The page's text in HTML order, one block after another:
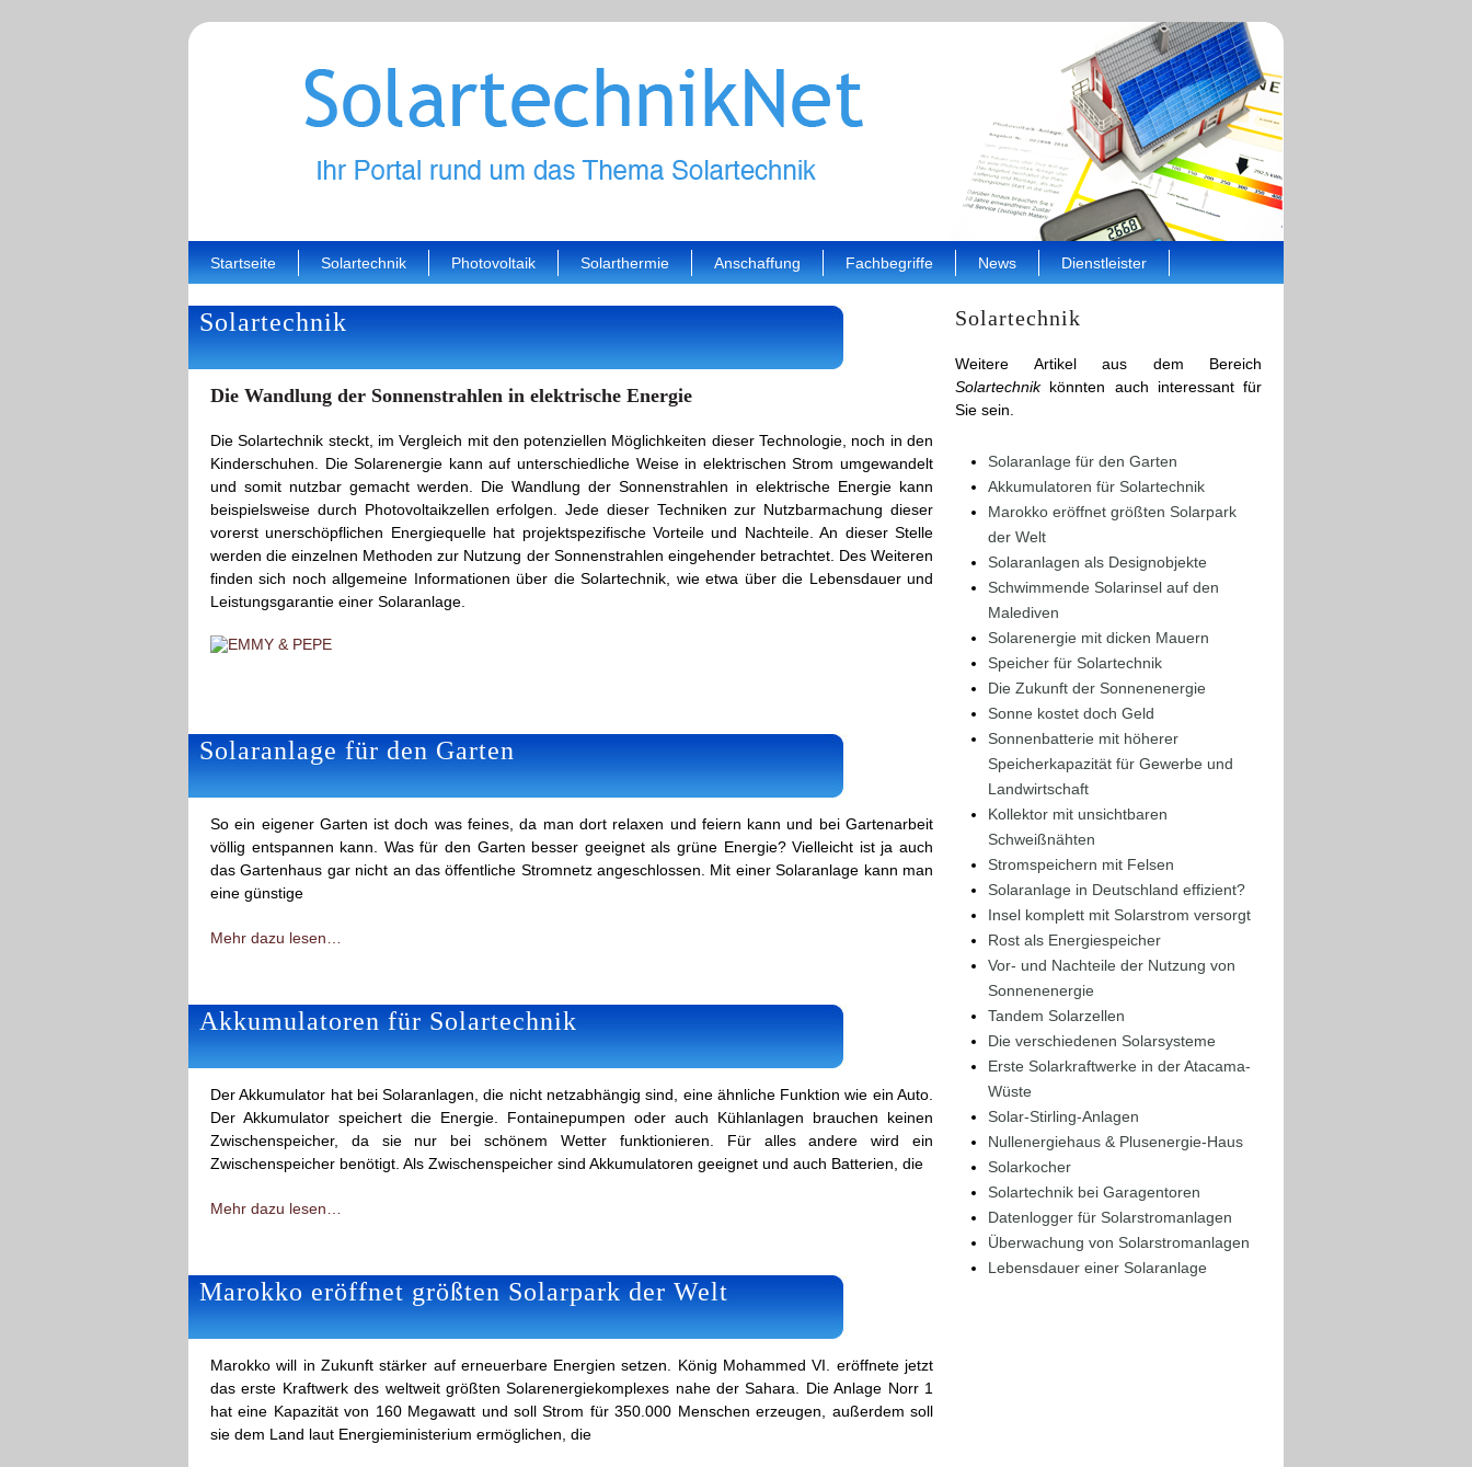
Startseite Solartechnik Photovoltaik Solarthermie Anschaffung Fachbegriffe News Dienstleister
Solartechnik
Die Wandlung der Sonnenstrahlen in elektrische Energie
Die Solartechnik steckt, im Vergleich mit den potenziellen Möglichkeiten dieser Technologie, noch in den
Kinderschuhen. Die Solarenergie kann auf unterschiedliche Weise in elektrischen Strom umgewandelt
und somit nutzbar gemacht werden. Die Wandlung der Sonnenstrahlen in elektrische Energie kann
beispielsweise durch Photovoltaikzellen erfolgen. Jede dieser Techniken zur Nutzbarmachung dieser
vorerst unerschöpflichen Energiequelle hat projektspezifische Vorteile und Nachteile. An dieser Stelle
werden die einzelnen Methoden zur Nutzung der Sonnenstrahlen eingehender betrachtet. Des Weiteren
finden sich noch allgemeine Informationen über die Solartechnik, wie etwa über die Lebensdauer und
Leistungsgarantie einer Solaranlage.
Solaranlage für den Garten
So ein eigener Garten ist doch was feines, da man dort relaxen und feiern kann und bei Gartenarbeit
völlig entspannen kann. Was für den Garten besser geeignet als grüne Energie? Vielleicht ist ja auch
das Gartenhaus gar nicht an das öffentliche Stromnetz angeschlossen. Mit einer Solaranlage kann man
eine günstige
Mehr dazu lesen…
Akkumulatoren für Solartechnik
Der Akkumulator hat bei Solaranlagen, die nicht netzabhängig sind, eine ähnliche Funktion wie ein Auto.
Der Akkumulator speichert die Energie. Fontainepumpen oder auch Kühlanlagen brauchen keinen
Zwischenspeicher, da sie nur bei schönem Wetter funktionieren. Für alles andere wird ein
Zwischenspeicher benötigt. Als Zwischenspeicher sind Akkumulatoren geeignet und auch Batterien, die
Mehr dazu lesen…
Marokko eröffnet größten Solarpark der Welt
Marokko will in Zukunft stärker auf erneuerbare Energien setzen. König Mohammed VI. eröffnete jetzt
das erste Kraftwerk des weltweit größten Solarenergiekomplexes nahe der Sahara. Die Anlage Norr 1
hat eine Kapazität von 160 Megawatt und soll Strom für 350.000 Menschen erzeugen, außerdem soll
sie dem Land laut Energieministerium ermöglichen, die
Solartechnik
Weitere Artikel aus dem Bereich
Solartechnikkönnten auch interessant für
Sie sein.
Solaranlage für den Garten
Akkumulatoren für Solartechnik
Marokko eröffnet größten Solarpark
der Welt
Solaranlagen als Designobjekte
Schwimmende Solarinsel auf den
Malediven
Solarenergie mit dicken Mauern
Speicher für Solartechnik
Die Zukunft der Sonnenenergie
Sonne kostet doch Geld
Sonnenbatterie mit höherer
Speicherkapazität für Gewerbe und
Landwirtschaft
Kollektor mit unsichtbaren
Schweißnähten
Stromspeichern mit Felsen
Solaranlage in Deutschland effizient?
Insel komplett mit Solarstrom versorgt
Rost als Energiespeicher
Vor- und Nachteile der Nutzung von
Sonnenenergie
Tandem Solarzellen
Die verschiedenen Solarsysteme
Erste Solarkraftwerke in der Atacama-
Wüste
Solar-Stirling-Anlagen
Nullenergiehaus & Plusenergie-Haus
Solarkocher
Solartechnik bei Garagentoren
Datenlogger für Solarstromanlagen
Überwachung von Solarstromanlagen
Lebensdauer einer Solaranlage